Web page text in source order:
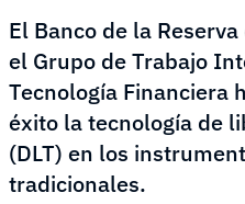
El Banco de la
el Grupo de Trabajo
Tecnología Financiera
éxito la tecnología de
(DLT) en los
tradicionales.